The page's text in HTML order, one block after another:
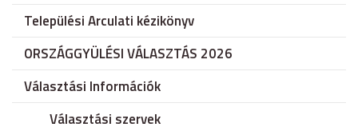
Települési Arculati kézikönyv
ORSZÁGGYÜLÉSI VÁLASZTÁS 2026
Választási Információk
Választási szervek